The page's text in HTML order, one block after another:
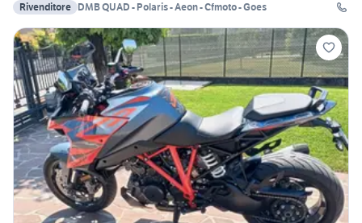
Rivenditore DMB QUAD - Polaris - Aeon - Cfmoto - Goes